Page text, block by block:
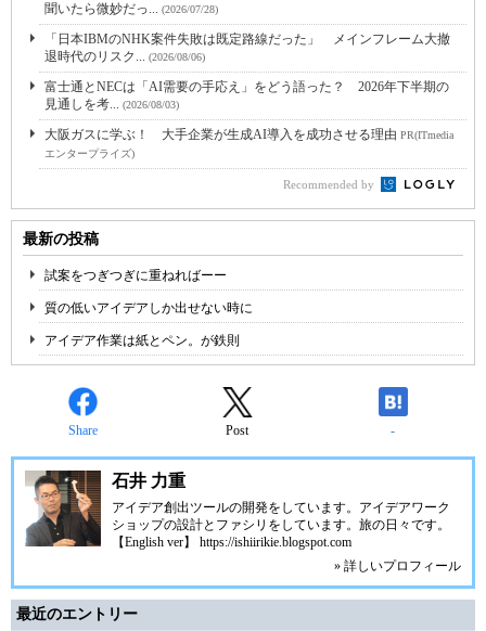
聞いたら微妙だっ... (2026/07/28)
「日本IBMのNHK案件失敗は既定路線だった」 メインフレーム大撤
退時代のリスク... (2026/08/06)
富士通とNECは「AI需要の手応え」をどう語った？ 2026年下半期の
見通しを考... (2026/08/03)
大阪ガスに学ぶ！ 大手企業が生成AI導入を成功させる理由 PR(ITmedia
エンタープライズ)
Recommended by
最新の投稿
試案をつぎつぎに重ねればーー
質の低いアイデアしか出せない時に
アイデア作業は紙とペン。が鉄則
Share Post -
石井 力重
アイデア創出ツールの開発をしています。アイデアワーク
ショップの設計とファシリをしています。旅の日々です。
【English ver】 https://ishiirikie.blogspot.com
» 詳しいプロフィール
最近のエントリー